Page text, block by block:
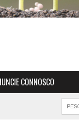
CONNOSCO